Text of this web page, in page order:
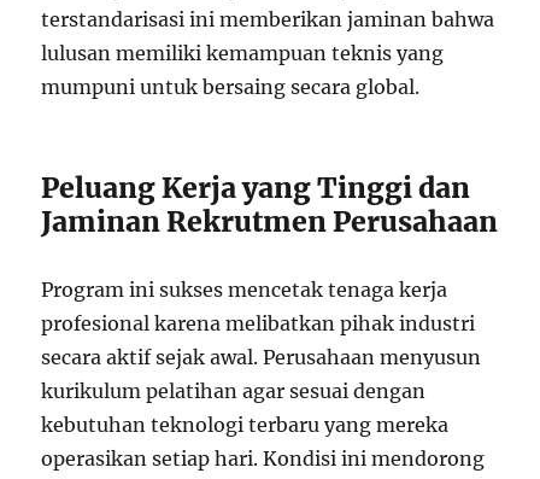
terstandarisasi ini memberikan jaminan bahwa
lulusan memiliki kemampuan teknis yang
mumpuni untuk bersaing secara global.
Peluang Kerja yang Tinggi dan
Jaminan Rekrutmen Perusahaan
Program ini sukses mencetak tenaga kerja
profesional karena melibatkan pihak industri
secara aktif sejak awal. Perusahaan menyusun
kurikulum pelatihan agar sesuai dengan
kebutuhan teknologi terbaru yang mereka
operasikan setiap hari. Kondisi ini mendorong